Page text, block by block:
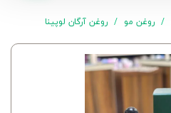
روغن مو روغن آرگان لوپینا